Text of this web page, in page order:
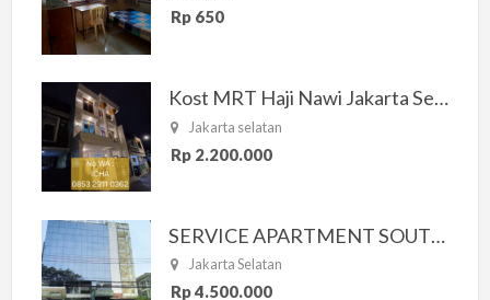
Rp 650
Kost MRT Haji Nawi Jakarta Selatan
Jakarta selatan
Rp 2.200.000
SERVICE APARTMENT SOUTH RESIDENCE
Jakarta Selatan
Rp 4.500.000